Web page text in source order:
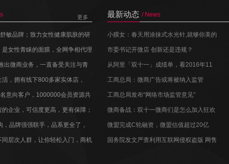
更多
敏品牌；致力女性健康肌肤的研
女性青睐的面膜，全网争相代理
出微商业务，一直备受关注与青
，拥有线下800多家实体店，
意向客户，1000000会员资源共
企业，可信度更高，更有保障；
品牌强强联手，品系更全了，
层次人群，让你轻松入门，商机
最新动态 / News
小膜女：春天用涂抹式水光针,就够你美的
了~
市委书记开微店 创新还是违规？
从阿里「双十一」成绩单，看2016年11
个技术商业趋势
工商总局：微商广告或将被纳入监管
工商总局发布“网络市场监管意见”
微商备战：双十一微商们是怎么加入狂欢
的
微盟完成C轮融资，微盟估值超过20亿
国务院发文严查利用互联网侵权盗版 网售